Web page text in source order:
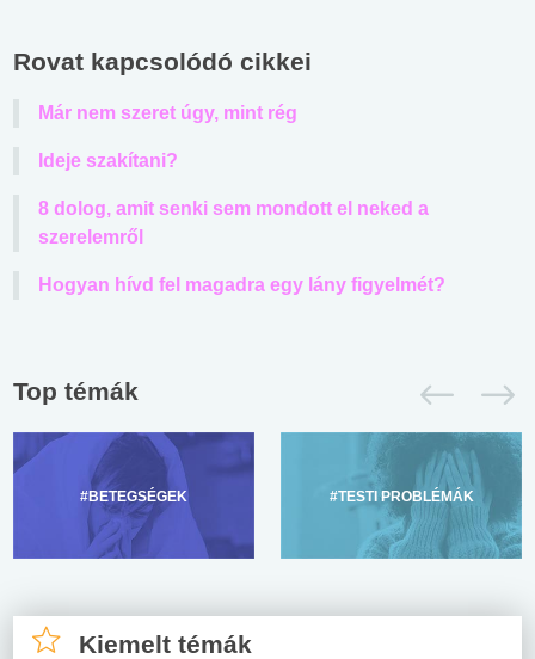
Rovat kapcsolódó cikkei
Már nem szeret úgy, mint rég
Ideje szakítani?
8 dolog, amit senki sem mondott el neked a
szerelemről
Hogyan hívd fel magadra egy lány figyelmét?
Top témák
#BETEGSÉGEK #TESTI PROBLÉMÁK
Kiemelt témák